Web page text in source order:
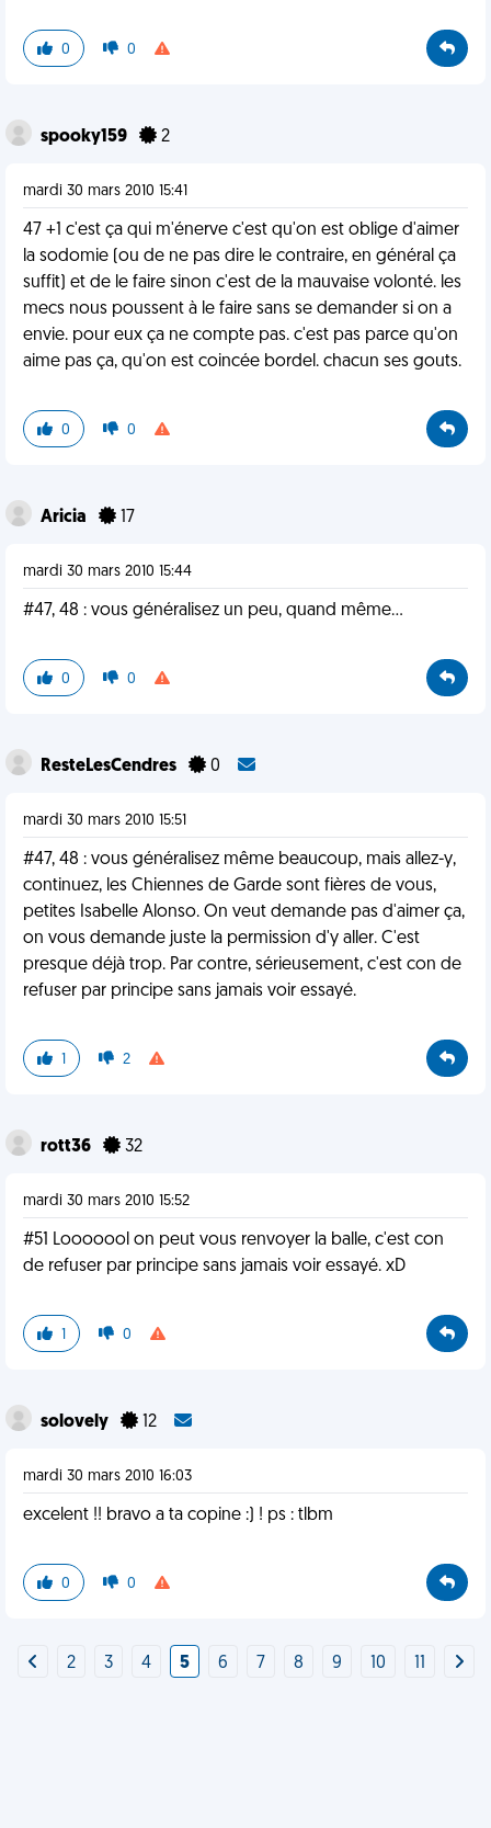
0 0
spooky159 2
mardi 30 mars 2010 15:41
47 +1 c'est ça qui m'énerve c'est qu'on est oblige d'aimer
la sodomie (ou de ne pas dire le contraire, en général ça
suffit) et de le faire sinon c'est de la mauvaise volonté. les
mecs nous poussent à le faire sans se demander si on a
envie. pour eux ça ne compte pas. c'est pas parce qu'on
aime pas ça, qu'on est coincée bordel. chacun ses gouts.
0 0
Aricia 17
mardi 30 mars 2010 15:44
#47, 48 : vous généralisez un peu, quand même...
0 0
ResteLesCendres 0
mardi 30 mars 2010 15:51
#47, 48 : vous généralisez même beaucoup, mais allez-y,
continuez, les Chiennes de Garde sont fières de vous,
petites Isabelle Alonso. On veut demande pas d'aimer ça,
on vous demande juste la permission d'y aller. C'est
presque déjà trop. Par contre, sérieusement, c'est con de
refuser par principe sans jamais voir essayé.
1 2
rott36 32
mardi 30 mars 2010 15:52
#51 Looooool on peut vous renvoyer la balle, c'est con
de refuser par principe sans jamais voir essayé. xD
1 0
solovely 12
mardi 30 mars 2010 16:03
excelent !! bravo a ta copine :) ! ps : tlbm
0 0
2 3 4 5 6 7 8 9 10